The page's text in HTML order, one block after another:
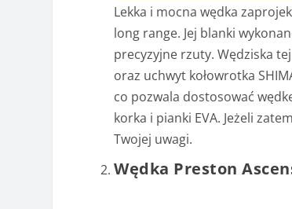
Lekka i mocna wędka
long range. Jej blanki
precyzyjne rzuty. Wędziska
oraz uchwyt kołowrotka
co pozwala dostosować
korka i pianki EVA. Jeżeli
Twojej uwagi.
Wędka Preston